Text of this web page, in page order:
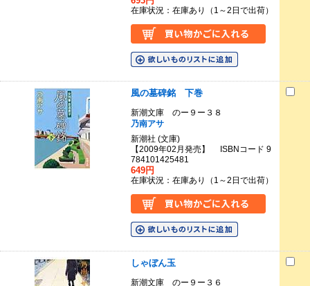
在庫状況：在庫あり（1～2日で出荷）
風の墓碑銘 下巻
新潮文庫 のー９ー３８
乃南アサ
新潮社 (文庫)
【2009年02月発売】 ISBNコード 9
784101425481
649円
在庫状況：在庫あり（1～2日で出荷）
しゃぼん玉
新潮文庫 のー９ー３６